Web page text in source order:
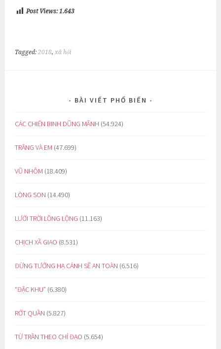
Post Views: 1.643
Tagged:2018,xã hội
BÀI VIẾT PHỔ BIẾN
CÁC CHIẾN BINH DŨNG MÃNH (54.924)
TRĂNG VÀ EM (47.699)
VŨ NHÔM (18.409)
LÒNG SON (14.490)
LƯỚI TRỜI LỒNG LỘNG (11.163)
CHỊCH XÃ GIAO (8.531)
ĐỪNG TƯỞNG HẠ CÁNH SẼ AN TOÀN (6.516)
“ĐẶC KHU” (6.380)
RỚT QUẦN (5.827)
TỪ TRẦN THEO CHỈ ĐẠO (5.654)